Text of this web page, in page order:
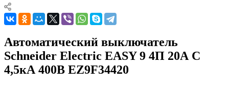
Автоматический выключатель
Schneider Electric EASY 9 4П 20А С
4,5кА 400В EZ9F34420